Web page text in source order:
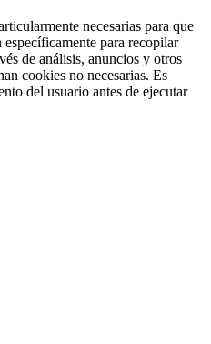
necesarias para que
para recopilar
de análisis, anuncios y otros
cookies no necesarias. Es
del usuario antes de ejecutar